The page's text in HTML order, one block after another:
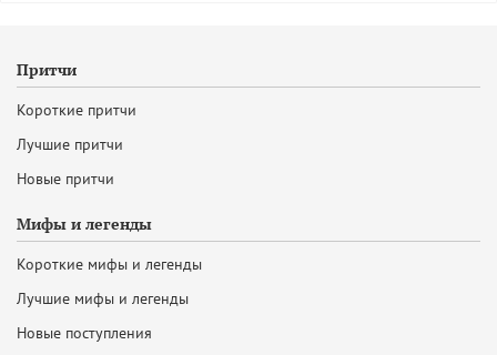
Притчи
Короткие притчи
Лучшие притчи
Новые притчи
Мифы и легенды
Короткие мифы и легенды
Лучшие мифы и легенды
Новые поступления